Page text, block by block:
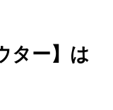
ター】は